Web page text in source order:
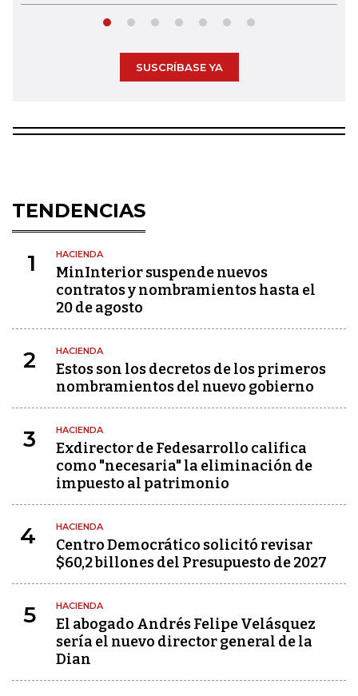
SUSCRÍBASE YA
TENDENCIAS
1 HACIENDA
MinInterior suspende nuevos
contratos y nombramientos hasta el
20 de agosto
2 HACIENDA
Estos son los decretos de los primeros
nombramientos del nuevo gobierno
3 HACIENDA
Exdirector de Fedesarrollo califica
como "necesaria" la eliminación de
impuesto al patrimonio
4 HACIENDA
Centro Democrático solicitó revisar
$60,2 billones del Presupuesto de 2027
5 HACIENDA
El abogado Andrés Felipe Velásquez
sería el nuevo director general de la
Dian